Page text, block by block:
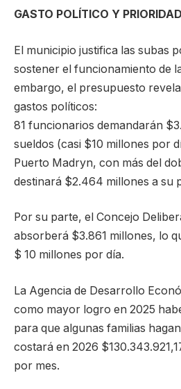
GASTO POLÍTICO Y
El municipio justifica las subas
sostener el funcionamiento de
embargo, el presupuesto
gastos políticos:
81 funcionarios demandarán
sueldos (casi $10 millones por
Puerto Madryn, con más del
destinará $2.464 millones a su
Por su parte, el Concejo
absorberá $3.861 millones, lo
$ 10 millones por día.
La Agencia de Desarrollo
como mayor logro en 2025
para que algunas familias
costará en 2026
por mes.